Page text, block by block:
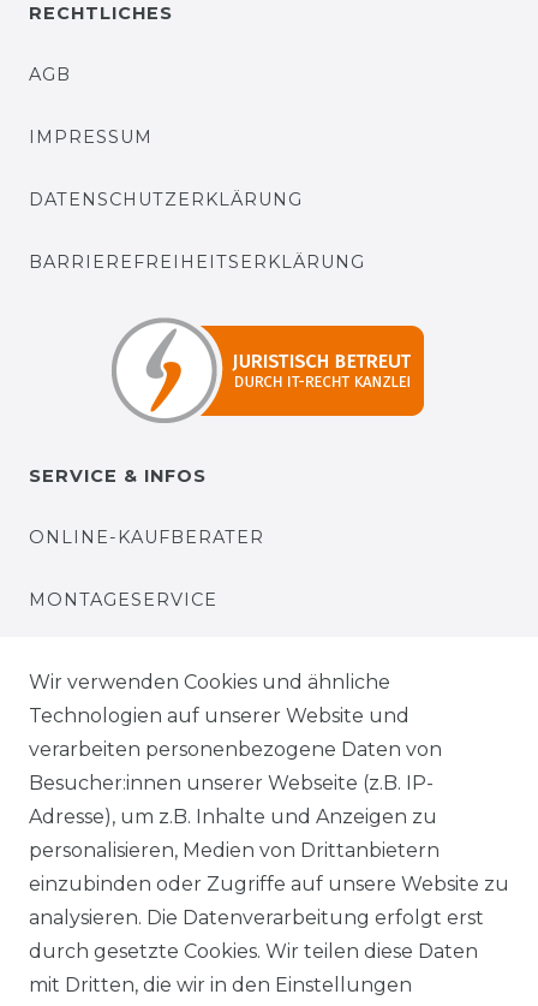
RECHTLICHES
AGB
IMPRESSUM
DATENSCHUTZERKLÄRUNG
BARRIEREFREIHEITSERKLÄRUNG
SERVICE & INFOS
ONLINE-KAUFBERATER
MONTAGESERVICE
BEZAHLUNG
KLIMA- UND UMWELTSCHUTZ
LEXIKON
UNTERNEHMEN
Wir verwenden Cookies und ähnliche
Technologien auf unserer Website und
verarbeiten personenbezogene Daten von
Besucher:innen unserer Webseite (z.B. IP-
Adresse), um z.B. Inhalte und Anzeigen zu
personalisieren, Medien von Drittanbietern
einzubinden oder Zugriffe auf unsere Website zu
analysieren. Die Datenverarbeitung erfolgt erst
durch gesetzte Cookies. Wir teilen diese Daten
mit Dritten, die wir in den Einstellungen